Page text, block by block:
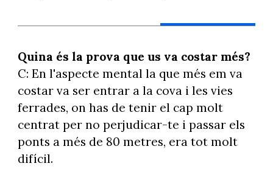
Quina és la prova que us va costar més?
C: En l'aspecte mental la que més em va
costar va ser entrar a la cova i les vies
ferrades, on has de tenir el cap molt
centrat per no perjudicar-te i passar els
ponts a més de 80 metres, era tot molt
difícil.